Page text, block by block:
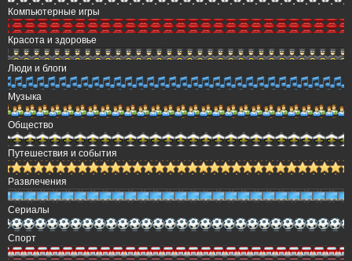
Компьютерные игры
Красота и здоровье
Люди и блоги
Музыка
Общество
Путешествия и события
Развлечения
Сериалы
Спорт